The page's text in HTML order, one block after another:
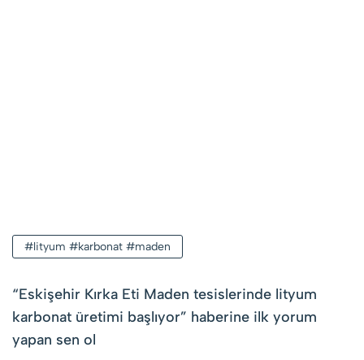
#lityum #karbonat #maden
“Eskişehir Kırka Eti Maden tesislerinde lityum
karbonat üretimi başlıyor” haberine ilk yorum
yapan sen ol